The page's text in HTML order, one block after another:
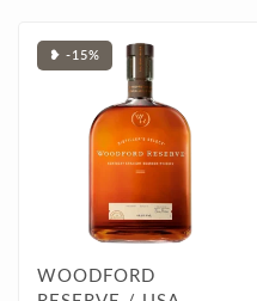
❥ -15%
WOODFORD